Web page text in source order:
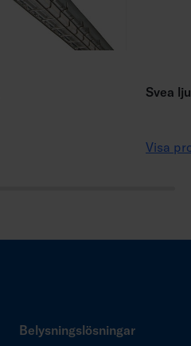
Svea
Visa
Belysningslösningar